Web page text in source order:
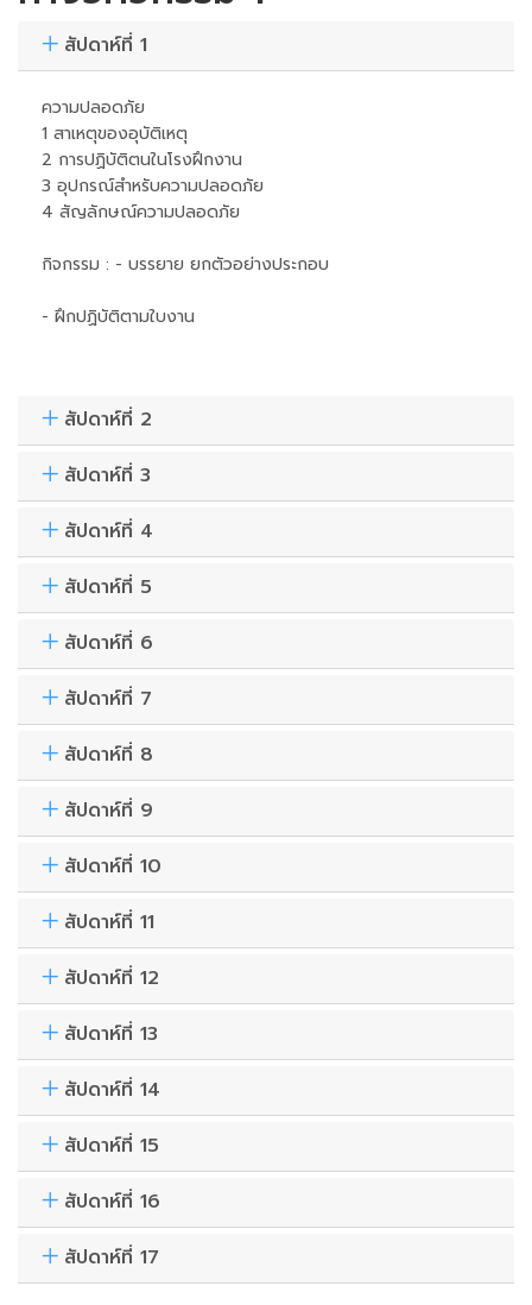
สัปดาห์ที่ 1
ความปลอดภัย
1 สาเหตุของอุบัติเหตุ
2 การปฏิบัติตนในโรงฝึกงาน
3 อุปกรณ์สำหรับความปลอดภัย
4 สัญลักษณ์ความปลอดภัย
กิจกรรม : - บรรยาย ยกตัวอย่างประกอบ
- ฝึกปฏิบัติตามใบงาน
สัปดาห์ที่ 2
สัปดาห์ที่ 3
สัปดาห์ที่ 4
สัปดาห์ที่ 5
สัปดาห์ที่ 6
สัปดาห์ที่ 7
สัปดาห์ที่ 8
สัปดาห์ที่ 9
สัปดาห์ที่ 10
สัปดาห์ที่ 11
สัปดาห์ที่ 12
สัปดาห์ที่ 13
สัปดาห์ที่ 14
สัปดาห์ที่ 15
สัปดาห์ที่ 16
สัปดาห์ที่ 17